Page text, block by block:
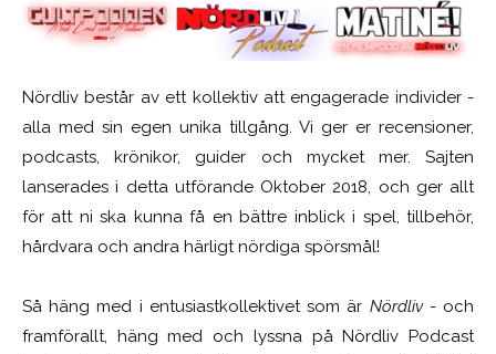
Nördliv består av ett kollektiv att engagerade individer -
alla med sin egen unika tillgång. Vi ger er recensioner,
podcasts, krönikor, guider och mycket mer. Sajten
lanserades i detta utförande Oktober 2018, och ger allt
för att ni ska kunna få en bättre inblick i spel, tillbehör,
hårdvara och andra härligt nördiga spörsmål!
Så häng med i entusiastkollektivet som är Nördliv- och
framförallt, häng med och lyssna på Nördliv Podcast